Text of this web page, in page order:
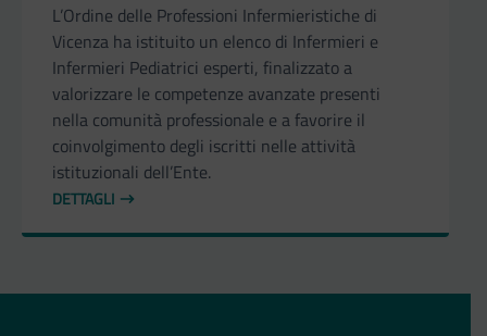
L’Ordine delle Professioni Infermieristiche di
Vicenza ha istituito un elenco di Infermieri e
Infermieri Pediatrici esperti, finalizzato a
valorizzare le competenze avanzate presenti
nella comunità professionale e a favorire il
coinvolgimento degli iscritti nelle attività
istituzionali dell’Ente.
DETTAGLI